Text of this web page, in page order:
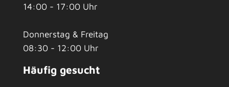
14:00 - 17:00 Uhr
Donnerstag & Freitag
08:30 - 12:00 Uhr
Häufig gesucht